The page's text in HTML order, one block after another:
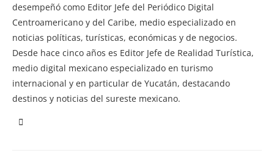
desempeñó como Editor Jefe del Periódico Digital
Centroamericano y del Caribe, medio especializado en
noticias políticas, turísticas, económicas y de negocios.
Desde hace cinco años es Editor Jefe de Realidad Turística,
medio digital mexicano especializado en turismo
internacional y en particular de Yucatán, destacando
destinos y noticias del sureste mexicano.